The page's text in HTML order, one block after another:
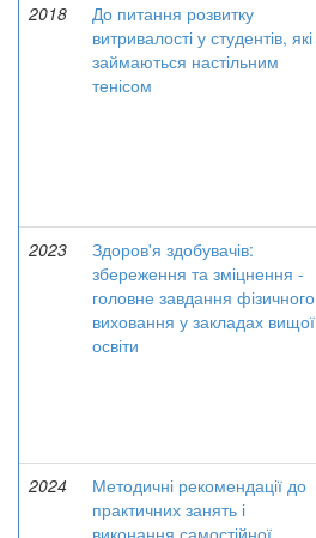
2018
До питання розвитку
витривалості у студентів, які
займаються настільним
тенісом
2023
Здоров'я здобувачів:
збереження та зміцнення -
головне завдання фізичного
виховання у закладах вищої
освіти
2024
Методичні рекомендації до
практичних занять і
виконання самостійної